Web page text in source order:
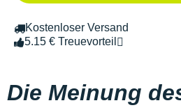
Kostenloser Versand
5.15 € Treuevorteil
Die Meinung